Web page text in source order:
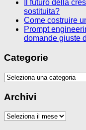
Il futuro della
sostituita?
Come costruire
Prompt
domande giuste
Categorie
Categorie
Archivi
Archivi